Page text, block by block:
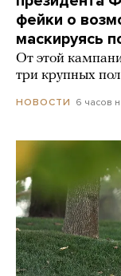
фейки о
маскируясь
От этой
три крупных
НОВОСТИ 6 часов